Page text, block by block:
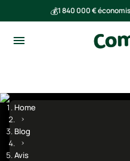
💰1 840 000 €
Home
Blog
Avis